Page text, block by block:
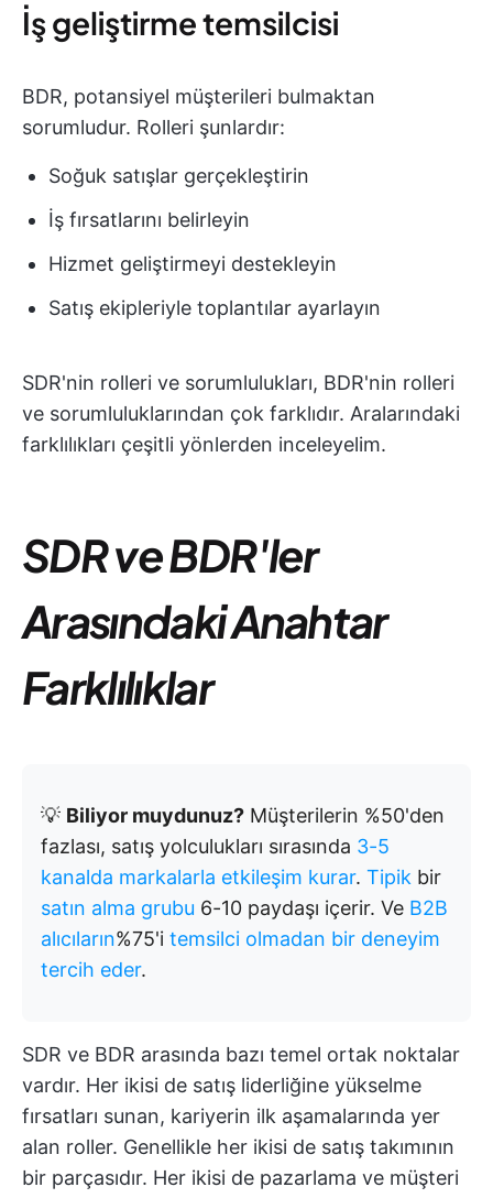
İş geliştirme temsilcisi
BDR, potansiyel müşterileri bulmaktan
sorumludur. Rolleri şunlardır:
Soğuk satışlar gerçekleştirin
İş fırsatlarını belirleyin
Hizmet geliştirmeyi destekleyin
Satış ekipleriyle toplantılar ayarlayın
SDR'nin rolleri ve sorumlulukları, BDR'nin rolleri
ve sorumluluklarından çok farklıdır. Aralarındaki
farklılıkları çeşitli yönlerden inceleyelim.
SDR ve BDR'ler
Arasındaki Anahtar
Farklılıklar
💡 Biliyor muydunuz? Müşterilerin %50'den
fazlası, satış yolculukları sırasında 3-5
kanalda markalarla etkileşim kurar. Tipik bir
satın alma grubu 6-10 paydaşı içerir. Ve B2B
alıcıların%75'i temsilci olmadan bir deneyim
tercih eder.
SDR ve BDR arasında bazı temel ortak noktalar
vardır. Her ikisi de satış liderliğine yükselme
fırsatları sunan, kariyerin ilk aşamalarında yer
alan roller. Genellikle her ikisi de satış takımının
bir parçasıdır. Her ikisi de pazarlama ve müşteri